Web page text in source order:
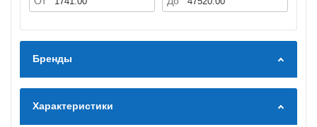
Бренды
Характеристики